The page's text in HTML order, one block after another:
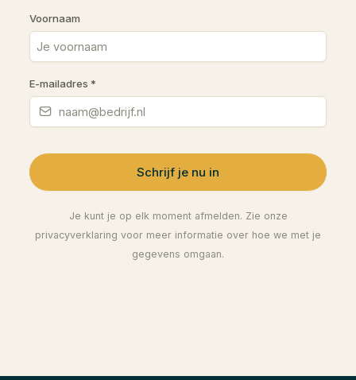
Voornaam
E-mailadres *
Schrijf je nu in
Je kunt je op elk moment afmelden. Zie onze
privacyverklaring voor meer informatie over hoe we met je
gegevens omgaan.